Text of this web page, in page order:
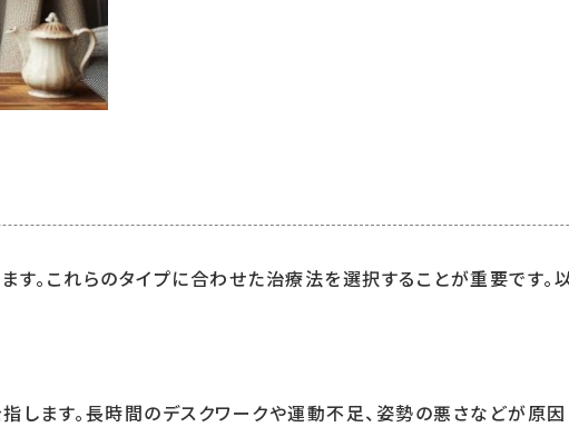
す。これらのタイプに合わせた治療法を選択することが重要です
します。長時間のデスクワークや運動不足、姿勢の悪さなどが原